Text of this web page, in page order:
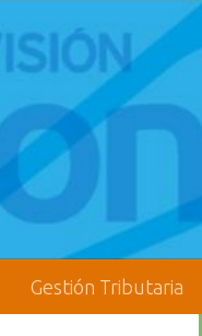
Gestión Tributaria